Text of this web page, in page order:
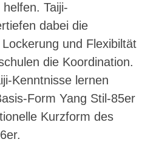
Taiji-
dabei die
und Flexibiltät
die Koordination.
Kenntnisse lernen
Form Yang Stil-85er
Kurzform des